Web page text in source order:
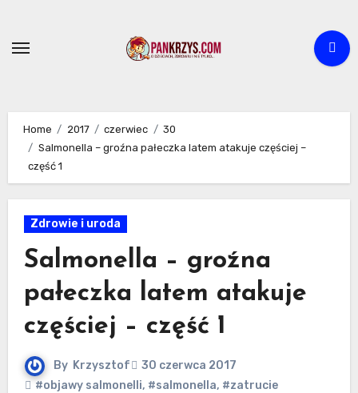
content
Home 2017 czerwiec
30
Salmonella – groźna pałeczka latem atakuje częściej –
część 1
Zdrowie i uroda
Salmonella – groźna
pałeczka latem atakuje
częściej – część 1
By Krzysztof
30 czerwca 2017
#objawy salmonelli, #salmonella, #zatrucie